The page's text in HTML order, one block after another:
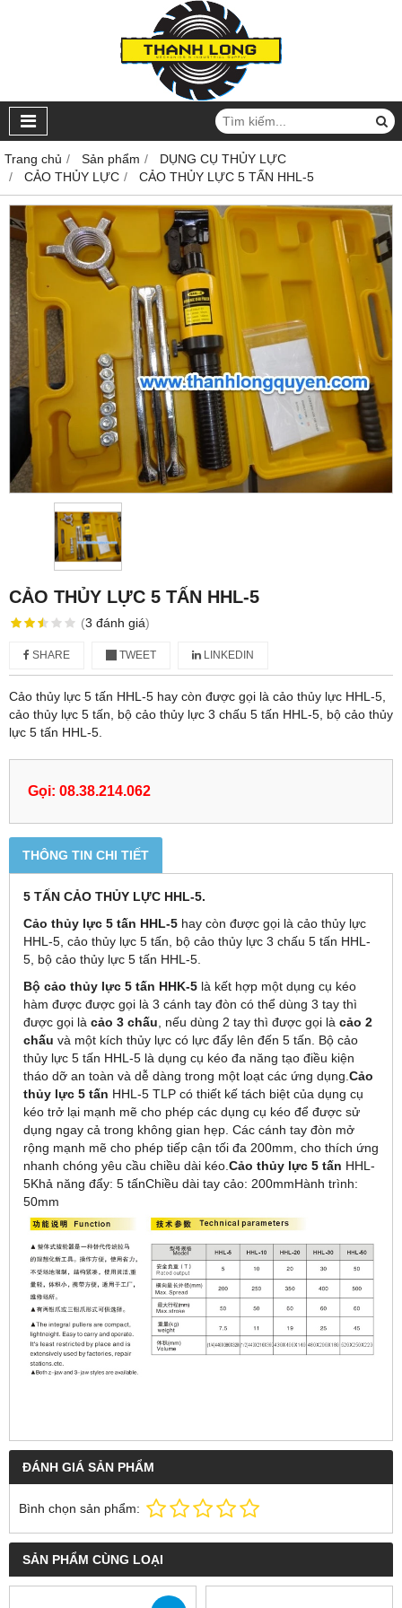
Trang chủ Sản phẩm
DỤNG CỤ THỦY LỰC
CẢO THỦY LỰC
CẢO THỦY LỰC 5 TẤN HHL-5
CẢO THỦY LỰC 5 TẤN HHL-5
(3 đánh giá)
SHARE TWEET LINKEDIN
Cảo thủy lực 5 tấn HHL-5 hay còn được gọi là cảo thủy lực HHL-5,
cảo thủy lực 5 tấn, bộ cảo thủy lực 3 chấu 5 tấn HHL-5, bộ cảo thủy
lực 5 tấn HHL-5.
Gọi: 08.38.214.062
THÔNG TIN CHI TIẾT
5 TẤN CẢO THỦY LỰC HHL-5.
Cảo thủy lực 5 tấn HHL-5 hay còn được gọi là cảo thủy lực
HHL-5, cảo thủy lực 5 tấn, bộ cảo thủy lực 3 chấu 5 tấn HHL-
5, bộ cảo thủy lực 5 tấn HHL-5.
Bộ cảo thủy lực 5 tấn HHK-5 là kết hợp một dụng cụ kéo
hàm được được gọi là 3 cánh tay đòn có thể dùng 3 tay thì
được gọi là cảo 3 chấu , nếu dùng 2 tay thì được gọi là cảo 2
chấu và một kích thủy lực có lực đẩy lên đến 5 tấn. Bộ cảo
thủy lực 5 tấn HHL-5 là dụng cụ kéo đa năng tạo điều kiện
tháo dỡ an toàn và dễ dàng trong một loạt các ứng dụng. Cảo
thủy lực 5 tấn HHL-5 TLP có thiết kế tách biệt của dụng cụ
kéo trở lại mạnh mẽ cho phép các dụng cụ kéo để được sử
dụng ngay cả trong không gian hẹp. Các cánh tay đòn mở
rộng mạnh mẽ cho phép tiếp cận tối đa 200mm, cho thích ứng
nhanh chóng yêu cầu chiều dài kéo. Cảo thủy lực 5 tấn HHL-
5Khả năng đẩy: 5 tấnChiều dài tay cảo: 200mmHành trình:
50mm
ĐÁNH GIÁ SẢN PHẨM
Bình chọn sản phẩm:
SẢN PHẨM CÙNG LOẠI